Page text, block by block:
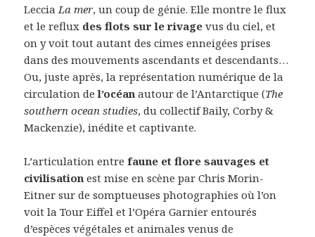
Leccia La mer, un coup de génie. Elle montre le flux
et le reflux des flots sur le rivage vus du ciel, et
on y voit tout autant des cimes enneigées prises
dans des mouvements ascendants et descendants…
Ou, juste après, la représentation numérique de la
circulation del’océan autour de l’Antarctique (The
southern ocean studies, du collectif Baily, Corby &
Mackenzie), inédite et captivante.
L’articulation entrefaune et flore sauvages et
civilisation est mise en scène par Chris Morin-
Eitner sur de somptueuses photographies où l’on
voit la Tour Eiffel et l’Opéra Garnier entourés
d’espèces végétales et animales venus de